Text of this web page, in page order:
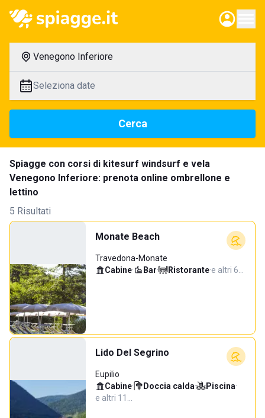
Venegono Inferiore
Seleziona date
Cerca
Spiagge con corsi di kitesurf windsurf e vela
Venegono Inferiore: prenota online ombrellone e
lettino
5 Risultati
Monate Beach
Travedona-Monate
Cabine· Bar· Ristorante·e altri 6…
Lido Del Segrino
Eupilio
Cabine· Doccia calda· Piscina·
e altri 11…